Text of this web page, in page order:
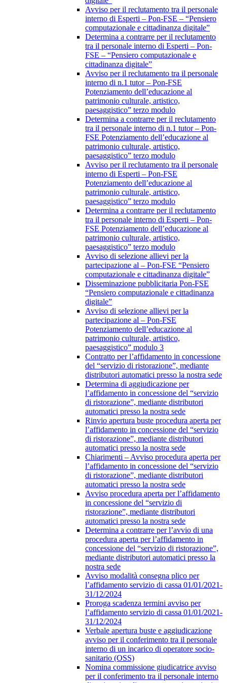
Avviso per il reclutamento tra il personale
interno di Esperti – Pon-FSE – “Pensiero
computazionale e cittadinanza digitale”
Determina a contrarre per il reclutamento
tra il personale interno di Esperti – Pon-
FSE – “Pensiero computazionale e
cittadinanza digitale”
Avviso per il reclutamento tra il personale
interno di n.1 tutor – Pon-FSE
Potenziamento dell’educazione al
patrimonio culturale, artistico,
paesaggistico” terzo modulo
Determina a contrarre per il reclutamento
tra il personale interno di n.1 tutor – Pon-
FSE Potenziamento dell’educazione al
patrimonio culturale, artistico,
paesaggistico” terzo modulo
Avviso per il reclutamento tra il personale
interno di Esperti – Pon-FSE
Potenziamento dell’educazione al
patrimonio culturale, artistico,
paesaggistico” terzo modulo
Determina a contrarre per il reclutamento
tra il personale interno di Esperti – Pon-
FSE Potenziamento dell’educazione al
patrimonio culturale, artistico,
paesaggistico” terzo modulo
Avviso di selezione allievi per la
partecipazione al – Pon-FSE “Pensiero
computazionale e cittadinanza digitale”
Disseminazione pubblicitaria Pon-FSE
“Pensiero computazionale e cittadinanza
digitale”
Avviso di selezione allievi per la
partecipazione al – Pon-FSE
Potenziamento dell’educazione al
patrimonio culturale, artistico,
paesaggistico” modulo 3
Contratto per l’affidamento in concessione
del “servizio di ristorazione”, mediante
distributori automatici presso la nostra sede
Determina di aggiudicazione per
l’affidamento in concessione del “servizio
di ristorazione”, mediante distributori
automatici presso la nostra sede
Rinvio apertura buste procedura aperta per
l’affidamento in concessione del “servizio
di ristorazione”, mediante distributori
automatici presso la nostra sede
Chiarimenti – Avviso procedura aperta per
l’affidamento in concessione del “servizio
di ristorazione”, mediante distributori
automatici presso la nostra sede
Avviso procedura aperta per l’affidamento
in concessione del “servizio di
ristorazione”, mediante distributori
automatici presso la nostra sede
Determina a contrarre per l’avvio di una
procedura aperta per l’affidamento in
concessione del “servizio di ristorazione”,
mediante distributori automatici presso la
nostra sede
Avviso modalità consegna plico per
l’affidamento servizio di cassa 01/01/2021-
31/12/2024
Proroga scadenza termini avviso per
l’affidamento servizio di cassa 01/01/2021-
31/12/2024
Verbale apertura buste e aggiudicazione
avviso per il conferimento tra il personale
interno di un incarico di operatore socio-
sanitario (OSS)
Nomina commissione giudicatrice avviso
per il conferimento tra il personale interno